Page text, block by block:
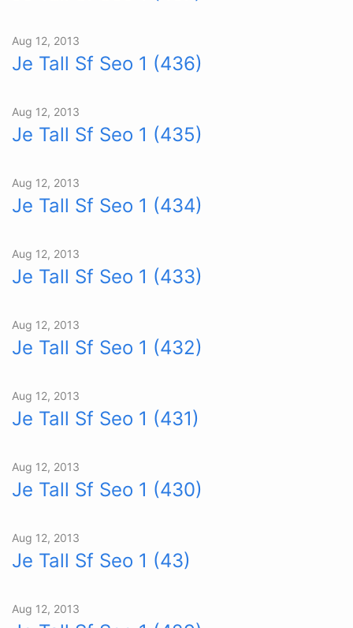
Aug 12, 2013
Je Tall Sf Seo 1 (436)
Aug 12, 2013
Je Tall Sf Seo 1 (435)
Aug 12, 2013
Je Tall Sf Seo 1 (434)
Aug 12, 2013
Je Tall Sf Seo 1 (433)
Aug 12, 2013
Je Tall Sf Seo 1 (432)
Aug 12, 2013
Je Tall Sf Seo 1 (431)
Aug 12, 2013
Je Tall Sf Seo 1 (430)
Aug 12, 2013
Je Tall Sf Seo 1 (43)
Aug 12, 2013